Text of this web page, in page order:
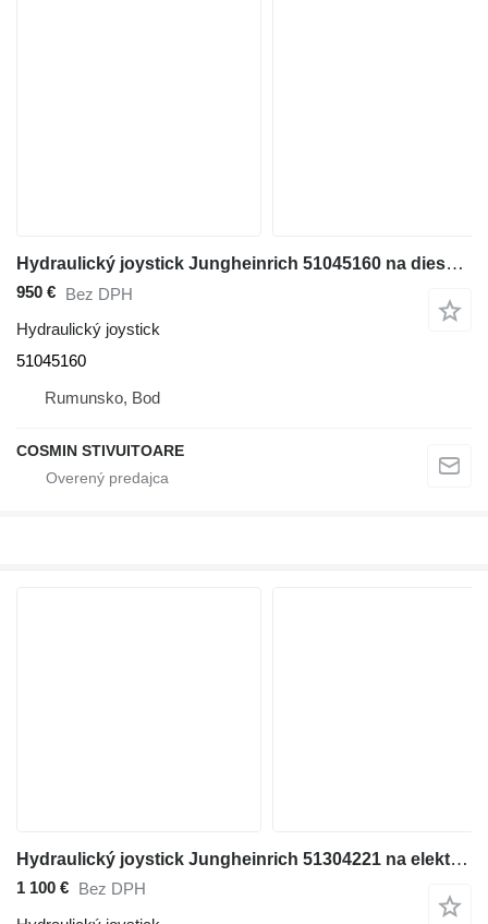
Hydraulický joystick Jungheinrich 51045160 na dieselového vysokozdvižného vozíka
950 € Bez DPH
Hydraulický joystick
51045160
Rumunsko, Bod
COSMIN STIVUITOARE
Hydraulický joystick Jungheinrich 51304221 na elektrického vysokozdvižného vozíka
1 100 € Bez DPH